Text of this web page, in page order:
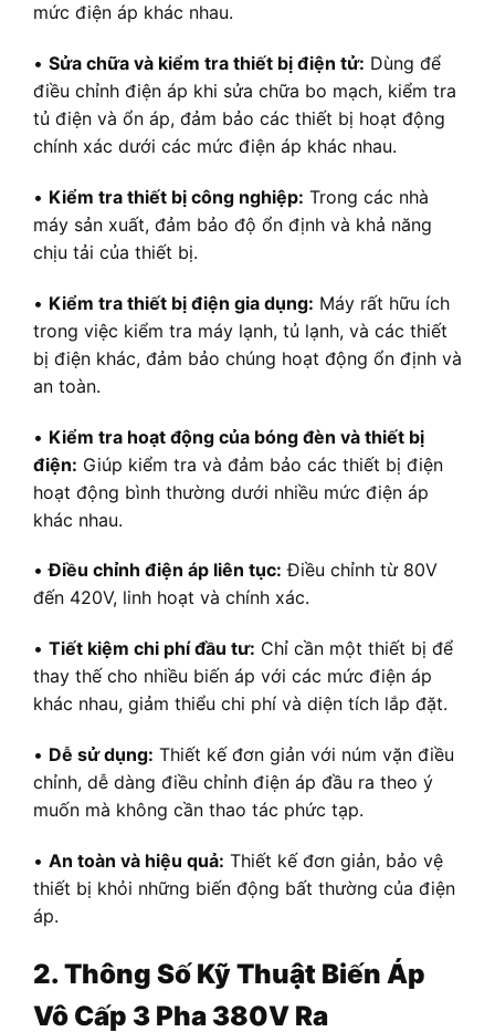
mức điện áp khác nhau.
• Sửa chữa và kiểm tra thiết bị điện tử: Dùng để
điều chỉnh điện áp khi sửa chữa bo mạch, kiểm tra
tủ điện và ổn áp, đảm bảo các thiết bị hoạt động
chính xác dưới các mức điện áp khác nhau.
• Kiểm tra thiết bị công nghiệp: Trong các nhà
máy sản xuất, đảm bảo độ ổn định và khả năng
chịu tải của thiết bị.
• Kiểm tra thiết bị điện gia dụng: Máy rất hữu ích
trong việc kiểm tra máy lạnh, tủ lạnh, và các thiết
bị điện khác, đảm bảo chúng hoạt động ổn định và
an toàn.
• Kiểm tra hoạt động của bóng đèn và thiết bị
điện: Giúp kiểm tra và đảm bảo các thiết bị điện
hoạt động bình thường dưới nhiều mức điện áp
khác nhau.
•Điều chỉnh điện áp liên tục: Điều chỉnh từ 80V
đến 420V, linh hoạt và chính xác.
• Tiết kiệm chi phí đầu tư: Chỉ cần một thiết bị để
thay thế cho nhiều biến áp với các mức điện áp
khác nhau, giảm thiểu chi phí và diện tích lắp đặt.
• Dễ sử dụng: Thiết kế đơn giản với núm vặn điều
chỉnh, dễ dàng điều chỉnh điện áp đầu ra theo ý
muốn mà không cần thao tác phức tạp.
• An toàn và hiệu quả: Thiết kế đơn giản, bảo vệ
thiết bị khỏi những biến động bất thường của điện
áp.
2. Thông Số Kỹ Thuật Biến Áp
Vô Cấp 3 Pha 380V Ra